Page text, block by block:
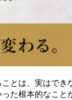
とは、実はで
た根本的なこ